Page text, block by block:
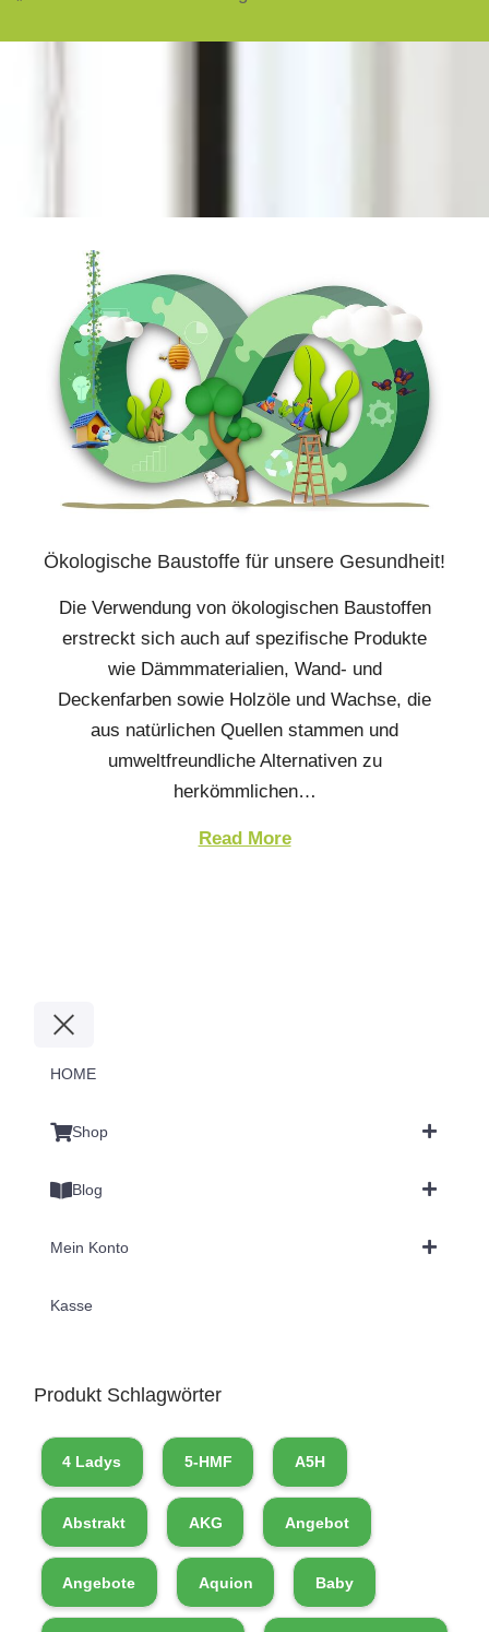
Ökologische Baustoffe für unsere Gesundheit!
Die Verwendung von ökologischen Baustoffen
erstreckt sich auch auf spezifische Produkte
wie Dämmmaterialien, Wand- und
Deckenfarben sowie Holzöle und Wachse, die
aus natürlichen Quellen stammen und
umweltfreundliche Alternativen zu
herkömmlichen…
Read More
HOME
Shop
Blog
Mein Konto
Kasse
Produkt Schlagwörter
4 Ladys 5-HMF A5H
Abstrakt AKG Angebot
Angebote Aquion Baby